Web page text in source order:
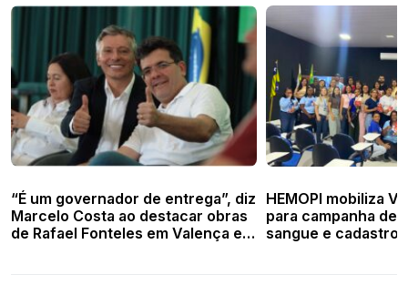
“É um governador de entrega”, diz
Marcelo Costa ao destacar obras
de Rafael Fonteles em Valença e
HEMOPI mobiliza
para campanha de
sangue e cadastro